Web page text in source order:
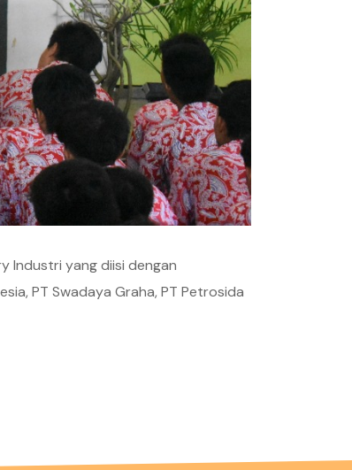
Industri yang diisi dengan
PT Swadaya Graha, PT Petrosida